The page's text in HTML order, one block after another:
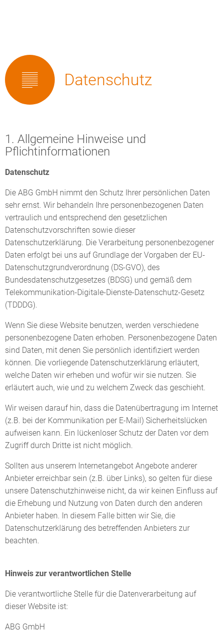
Datenschutz
Datenschutz
1. Allgemeine Hinweise und
Pflichtinformationen
Datenschutz
Die ABG GmbH nimmt den Schutz Ihrer persönlichen Daten
sehr ernst. Wir behandeln Ihre personenbezogenen Daten
vertraulich und entsprechend den gesetzlichen
Datenschutzvorschriften sowie dieser
Datenschutzerklärung. Die Verarbeitung personenbezogener
Daten erfolgt bei uns auf Grundlage der Vorgaben der EU-
Datenschutzgrundverordnung (DS-GVO), des
Bundesdatenschutzgesetzes (BDSG) und gemäß dem
Telekommunikation-Digitale-Dienste-Datenschutz-Gesetz
(TDDDG).
Wenn Sie diese Website benutzen, werden verschiedene
personenbezogene Daten erhoben. Personenbezogene Daten
sind Daten, mit denen Sie persönlich identifiziert werden
können. Die vorliegende Datenschutzerklärung erläutert,
welche Daten wir erheben und wofür wir sie nutzen. Sie
erläutert auch, wie und zu welchem Zweck das geschieht.
Wir weisen darauf hin, dass die Datenübertragung im Internet
(z.B. bei der Kommunikation per E-Mail) Sicherheitslücken
aufweisen kann. Ein lückenloser Schutz der Daten vor dem
Zugriff durch Dritte ist nicht möglich.
Sollten aus unserem Internetangebot Angebote anderer
Anbieter erreichbar sein (z.B. über Links), so gelten für diese
unsere Datenschutzhinweise nicht, da wir keinen Einfluss auf
die Erhebung und Nutzung von Daten durch den anderen
Anbieter haben. In diesem Falle bitten wir Sie, die
Datenschutzerklärung des betreffenden Anbieters zur
beachten.
Hinweis zur verantwortlichen Stelle
Die verantwortliche Stelle für die Datenverarbeitung auf
dieser Website ist:
ABG GmbH